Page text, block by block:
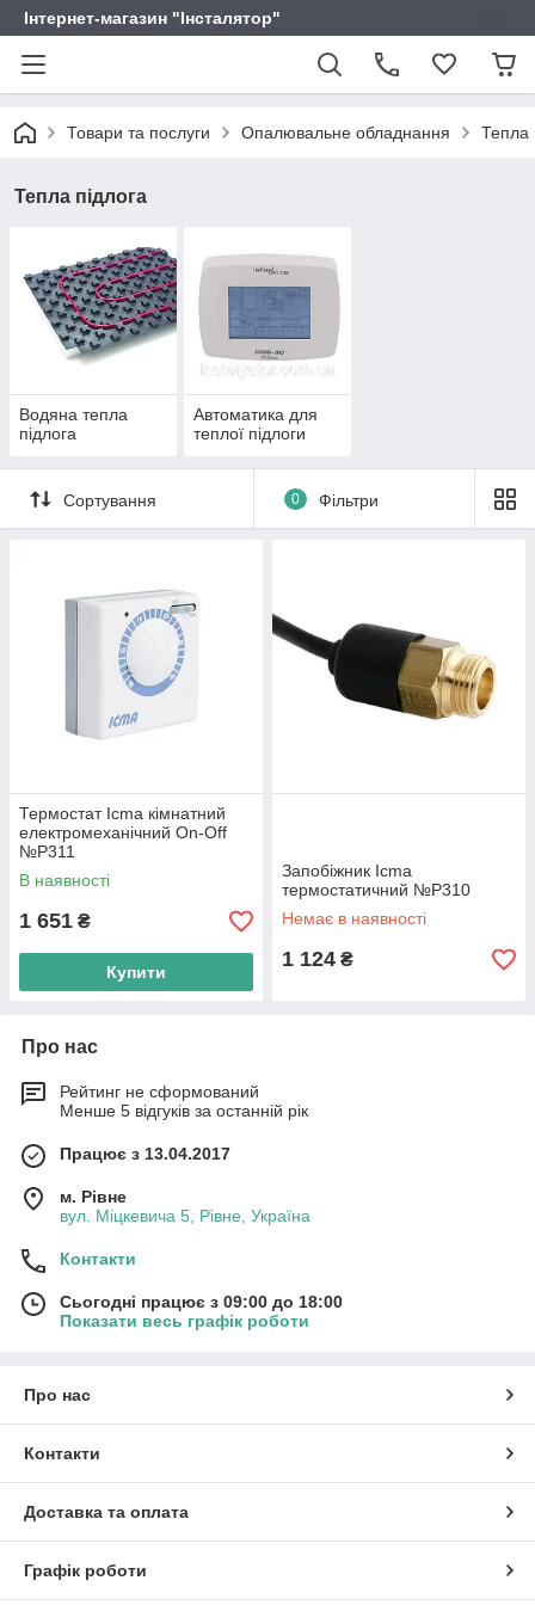
Інтернет-магазин "Інсталятор"
Товари та послуги Опалювальне обладнання Тепла
Тепла підлога
Водяна тепла
підлога
Автоматика для
теплої підлоги
Сортування 0 Фільтри
Термостат Icma кімнатний
електромеханічний On-Off
№P311
В наявності
1 651 ₴
Купити
Запобіжник Icma
термостатичний №P310
Немає в наявності
1 124 ₴
Про нас
Рейтинг не сформований
Менше 5 відгуків за останній рік
Працює з 13.04.2017
м. Рівне
вул. Міцкевича 5, Рівне, Україна
Контакти
Сьогодні працює з 09:00 до 18:00
Показати весь графік роботи
Про нас
Контакти
Доставка та оплата
Графік роботи